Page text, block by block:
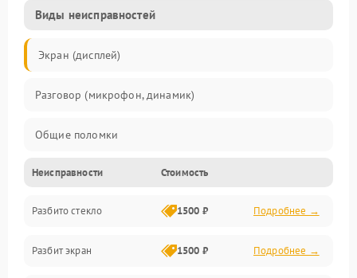
Виды неисправностей
Экран (дисплей)
Разговор (микрофон, динамик)
Общие поломки
Проблемы связи
Камеры
Проблемы с дисплеем и сенсором
Неисправности Стоимость
Разбито стекло 1500 ₽ Подробнее →
Разбит экран 1500 ₽ Подробнее →